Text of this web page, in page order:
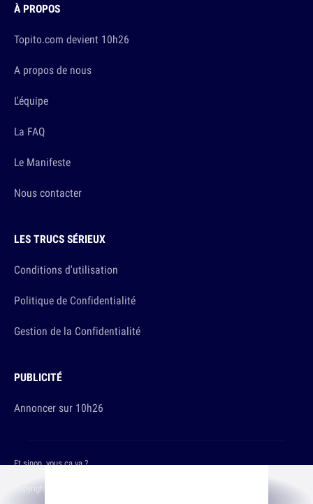
À PROPOS
Topito.com devient 10h26
A propos de nous
L'équipe
La FAQ
Le Manifeste
Nous contacter
LES TRUCS SÉRIEUX
Conditions d'utilisation
Politique de Confidentialité
Gestion de la Confidentialité
PUBLICITÉ
Annoncer sur 10h26
Copyright © 2026 The Original Publishing Studio
Et sinon, vous ça va ?